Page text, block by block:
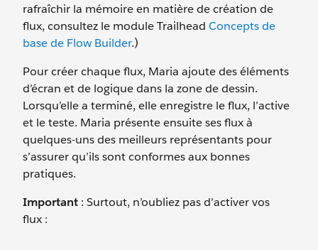
rafraîchir la mémoire en matière de création de
flux, consultez le module Trailhead Concepts de
base de Flow Builder.)
Pour créer chaque flux, Maria ajoute des éléments
d’écran et de logique dans la zone de dessin.
Lorsqu’elle a terminé, elle enregistre le flux, l’active
et le teste. Maria présente ensuite ses flux à
quelques-uns des meilleurs représentants pour
s’assurer qu’ils sont conformes aux bonnes
pratiques.
Important : Surtout, n’oubliez pas d’activer vos
flux :